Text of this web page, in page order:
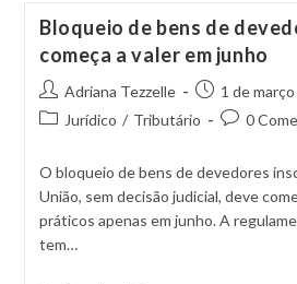
Bloqueio de bens de
começa a valer em junho
Adriana Tezzelle
1 de
Jurídico / Tributário 0
O bloqueio de bens de devedores
União, sem decisão judicial, deve
práticos apenas em junho. A
tem…